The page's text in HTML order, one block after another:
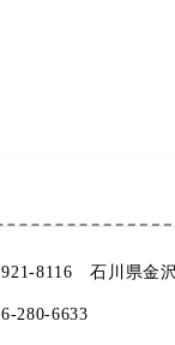
8116 石川県金
280-6633